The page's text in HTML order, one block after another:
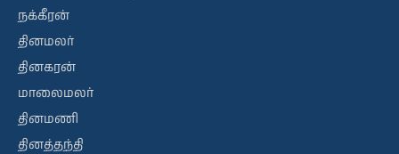
நக்கீரன்
தினமலர்
தினகரன்
மாலைமலர்
தினமணி
தினத்தந்தி